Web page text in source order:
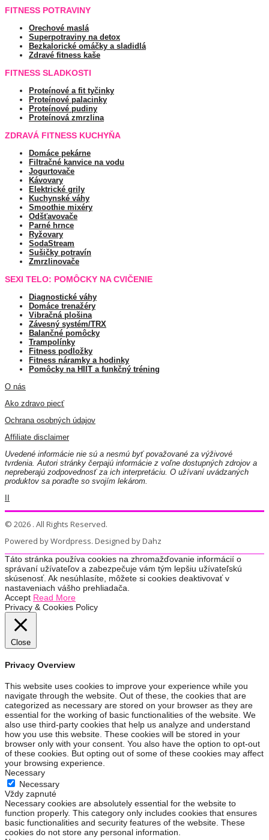
FITNESS POTRAVINY
Orechové maslá
Superpotraviny na detox
Bezkalorické omáčky a sladidlá
Zdravé fitness kaše
FITNESS SLADKOSTI
Proteínové a fit tyčinky
Proteínové palacinky
Proteínové pudiny
Proteínová zmrzlina
ZDRAVÁ FITNESS KUCHYŇA
Domáce pekárne
Filtračné kanvice na vodu
Jogurtovače
Kávovary
Elektrické grily
Kuchynské váhy
Smoothie mixéry
Odšťavovače
Parné hrnce
Ryžovary
SodaStream
Sušičky potravín
Zmrzlinovače
SEXI TELO: POMÔCKY NA CVIČENIE
Diagnostické váhy
Domáce trenažéry
Vibračná plošina
Závesný systém/TRX
Balančné pomôcky
Trampolínky
Fitness podložky
Fitness náramky a hodinky
Pomôcky na HIIT a funkčný tréning
O nás
Ako zdravo piecť
Ochrana osobných údajov
Affiliate disclaimer
Uvedené informácie nie sú a nesmú byť považované za výživové
tvrdenia. Autori stránky čerpajú informácie z voľne dostupných zdrojov a
nepreberajú zodpovednosť za ich interpretáciu. O užívaní uvádzaných
produktov sa poraďte so svojím lekárom.
© 2026 . All Rights Reserved.
Powered by Wordpress. Designed by Dahz
Táto stránka používa cookies na zhromažďovanie informácií o
správaní užívateľov a zabezpečuje vám tým lepšiu užívateľskú
skúsenosť. Ak nesúhlasíte, môžete si cookies deaktivovať v
nastaveniach vášho prehliadača.
Accept Read More
Privacy & Cookies Policy
Close
Privacy Overview
This website uses cookies to improve your experience while you
navigate through the website. Out of these, the cookies that are
categorized as necessary are stored on your browser as they are
essential for the working of basic functionalities of the website. We
also use third-party cookies that help us analyze and understand
how you use this website. These cookies will be stored in your
browser only with your consent. You also have the option to opt-out
of these cookies. But opting out of some of these cookies may affect
your browsing experience.
Necessary
Necessary
Vždy zapnuté
Necessary cookies are absolutely essential for the website to
function properly. This category only includes cookies that ensures
basic functionalities and security features of the website. These
cookies do not store any personal information.